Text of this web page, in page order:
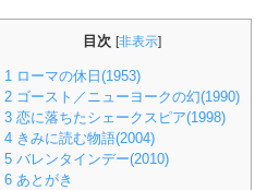
目次 [非表示]
1 ローマの休日(1953)
2 ゴースト／ニューヨークの幻(1990)
3 恋に落ちたシェークスピア(1998)
4 きみに読む物語(2004)
5 バレンタインデー(2010)
6 あとがき